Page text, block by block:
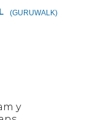
(GURUWALK)